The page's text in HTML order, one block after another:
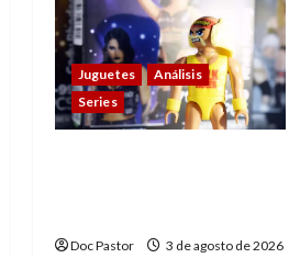
Juguetes
Análisis
Series
Doc Pastor
3 de agosto de 2026